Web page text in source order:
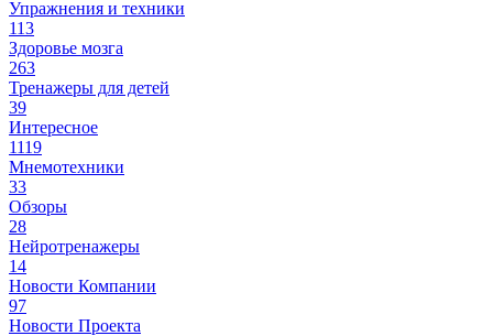
Упражнения и техники
113
Здоровье мозга
263
Тренажеры для детей
39
Интересное
1119
Мнемотехники
33
Обзоры
28
Нейротренажеры
14
Новости Компании
97
Новости Проекта